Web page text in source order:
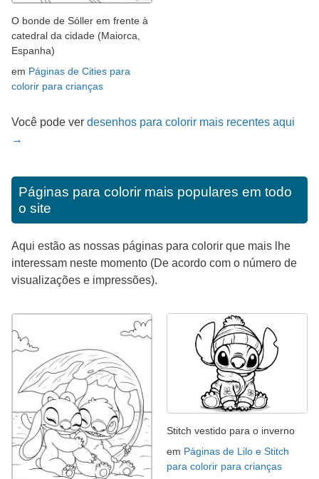
O bonde de Sóller em frente à
catedral da cidade (Maiorca,
Espanha)
em Páginas de Cities para
colorir para crianças
Você pode ver desenhos para colorir mais recentes aqui
→
Páginas para colorir mais populares em todo
o site
Aqui estão as nossas páginas para colorir que mais lhe
interessam neste momento (De acordo com o número de
visualizações e impressões).
Stitch vestido para o inverno
em Páginas de Lilo e Stitch
para colorir para crianças